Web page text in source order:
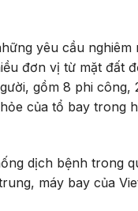
yêu cầu nghiêm
đơn vị từ mặt đất
gồm 8 phi công,
của tổ bay trong
dịch bệnh trong
máy bay của